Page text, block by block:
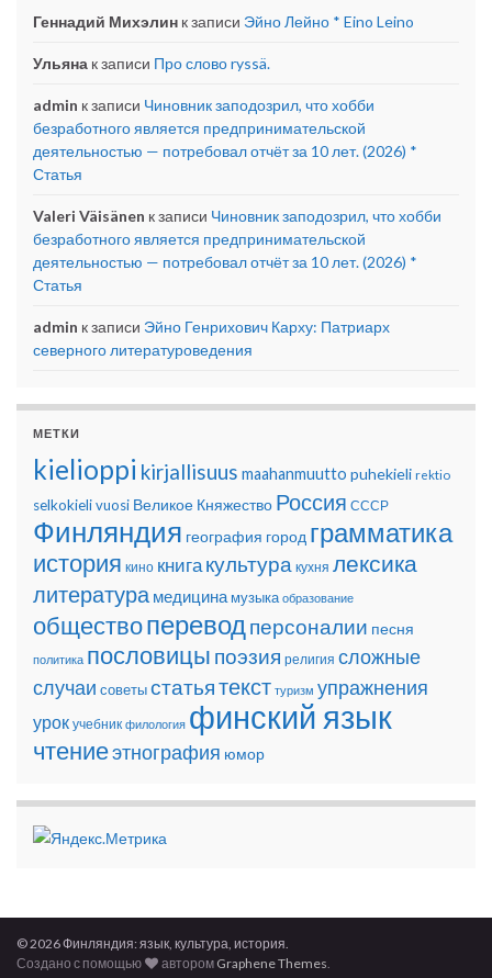
Геннадий Михэлин к записи Эйно Лейно * Eino Leino
Ульяна к записи Про слово ryssä.
admin к записи Чиновник заподозрил, что хобби
безработного является предпринимательской
деятельностью — потребовал отчёт за 10 лет. (2026) *
Статья
Valeri Väisänen к записи Чиновник заподозрил, что хобби
безработного является предпринимательской
деятельностью — потребовал отчёт за 10 лет. (2026) *
Статья
admin к записи Эйно Генрихович Карху: Патриарх
северного литературоведения
МЕТКИ
kielioppi kirjallisuus maahanmuutto puhekieli rektio
selkokielivuosi Великое Княжество Россия СССР
Финляндия география город грамматика
история кино книгакультура кухня лексика
литература медицина музыка образование
обществопереводперсоналии песня
политика пословицы поэзия религия сложные
случаи советыстатьятекст туризм упражнения
урок учебник филология финский язык
чтениеэтнография юмор
© 2026 Финляндия: язык, культура, история.
Создано с помощью
автором Graphene Themes